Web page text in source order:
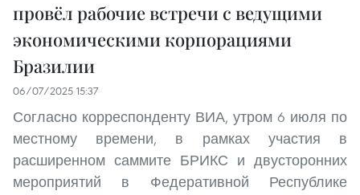
провёл рабочие встречи с ведущими
экономическими корпорациями
Бразилии
06/07/2025 15:37
Согласно корреспонденту ВИА, утром 6 июля по
местному времени, в рамках участия в
расширенном саммите БРИКС и двусторонних
мероприятий в Федеративной Республике